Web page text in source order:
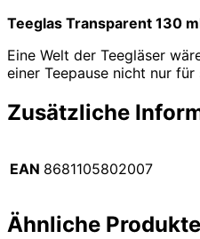
Teeglas Transparent 130
Eine Welt der Teegläser
einer Teepause nicht nur
Zusätzliche
EAN 8681105802007
Ähnliche Produkte